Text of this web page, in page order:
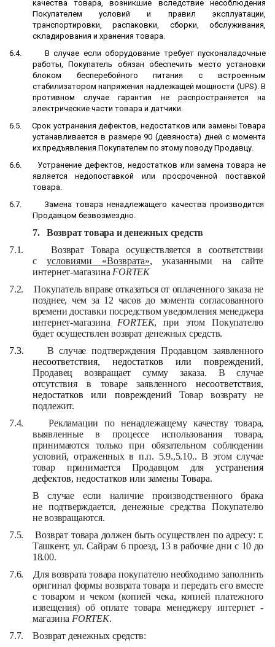
качества товара, возникшие вследствие несоблюдения
Покупателем условий и правил эксплуатации,
транспортировки, распаковки, сборки, обслуживания,
складирования и хранения товара.
6.4.
В случае если оборудование требует пусконаладочные
работы, Покупатель обязан обеспечить место установки
блоком бесперебойного питания с встроенным
стабилизатором напряжения надлежащей мощности (UPS). В
противном случае гарантия не распространяется на
электрические части товара и датчики.
6.5.
Срок устранения дефектов, недостатков или замены Товара
устанавливается в размере 90 (девяноста) дней с момента
их предъявления Покупателем по этому поводу Продавцу.
6.6.
Устранение дефектов, недостатков или замена товара не
является недопоставкой или просроченной поставкой
товара.
6.7.
Замена товара ненадлежащего качества производится
Продавцом безвозмездно.
7.
Возврат товара и денежных средств
7.1.
Возврат Товара осуществляется в соответствии
с условиями «Возврата», указанными на сайте
интернет-магазина FORTEK
7.2.
Покупатель вправе отказаться от оплаченного заказа не
позднее, чем за 12 часов до момента согласованного
времени доставки посредством уведомления менеджера
интернет-магазина FORTEK, при этом Покупателю
будет осуществлен возврат денежных средств.
7.3.
В случае подтверждения Продавцом заявленного
несоответствия, недостатков или повреждений,
Продавец возвращает сумму заказа. В случае
отсутствия в товаре заявленногонесоответствия,
недостатков или повреждений Товар возврату не
подлежит.
7.4.
Рекламации по ненадлежащему качеству товара,
выявленные в процессе использования товара,
принимаются только при обязательном соблюдении
условий, отраженных в п.п. 5.9.,5.10.. В этом случае
товар принимается Продавцом дляустранения
дефектов, недостатков или замены Товара.
В случае если наличие производственного брака
не подтверждается, денежные средства Покупателю
не возвращаются.
7.5.
Возврат товара должен быть осуществлен по адресу: г.
Ташкент, ул. Сайрам 6 проезд, 13 в рабочие дни с 10 до
18.00.
7.6.
Для возврата товара покупателю необходимо заполнить
оригинал формы возврата товара и передать его вместе
с товаром и чеком (копией чека, копией платежного
извещения) об оплате товара менеджеру интернет -
магазина FORTEK.
7.7.
Возврат денежных средств: